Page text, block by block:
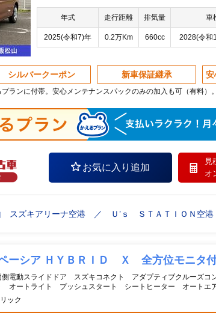
年式 走行距離 排気量 車
2025(令和7)年 0.2万Km 660cc 2028(令和
シルバークーポン 新車保証継承 安
ランに付帯。安心メンテナンスパックのみの加入も可（有料）。
お気に入り追加
見
オ
スズキアリーナ空港 ／ Ｕ’ｓ ＳＴＡＴＩＯＮ空港
ーシア ＨＹＢＲＩＤ Ｘ 全方位モニタ付
電動スライドドア スズキコネクト アダプティブクルーズコ
オートライト プッシュスタート シートヒーター オートエ
ック